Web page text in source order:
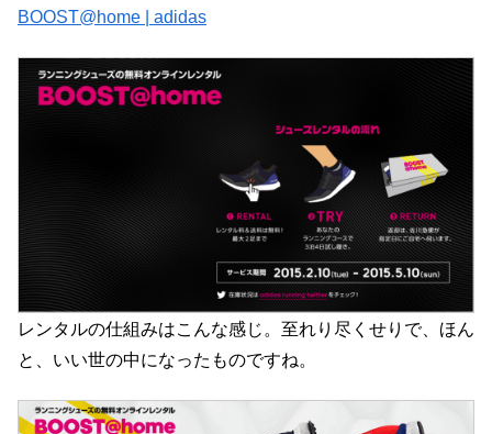
BOOST@home | adidas
レンタルの仕組みはこんな感じ。至れり尽くせりで、ほん
と、いい世の中になったものですね。